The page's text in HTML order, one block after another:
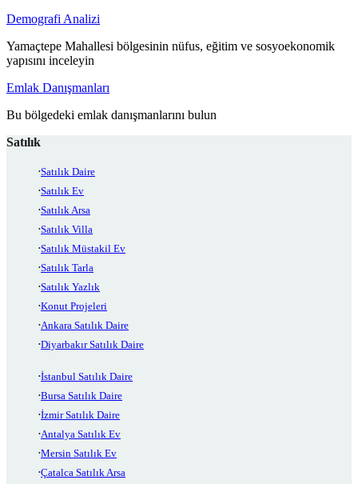
Demografi Analizi
Yamaçtepe Mahallesi bölgesinin nüfus, eğitim ve sosyoekonomik
yapısını inceleyin
Emlak Danışmanları
Bu bölgedeki emlak danışmanlarını bulun
Satılık
Satılık Daire
Satılık Ev
Satılık Arsa
Satılık Villa
Satılık Müstakil Ev
Satılık Tarla
Satılık Yazlık
Konut Projeleri
Ankara Satılık Daire
Diyarbakır Satılık Daire
İstanbul Satılık Daire
Bursa Satılık Daire
İzmir Satılık Daire
Antalya Satılık Ev
Mersin Satılık Ev
Çatalca Satılık Arsa